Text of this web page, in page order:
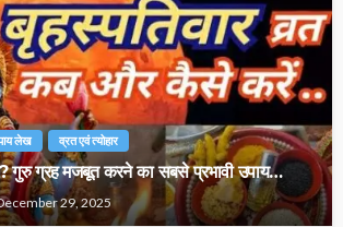
लेख व्रत एवं त्योहार
गुरु ग्रह मजबूत करने का सबसे प्रभावी उपाय…
29, 2025